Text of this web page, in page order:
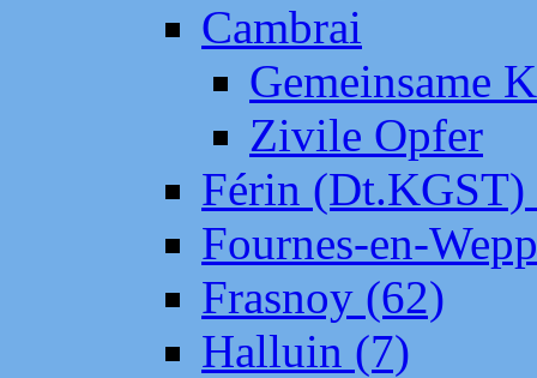
Cambrai
Gemeinsame
Zivile Opfer
Férin (Dt.KGST)
Fournes-en-
Frasnoy (62)
Halluin (7)